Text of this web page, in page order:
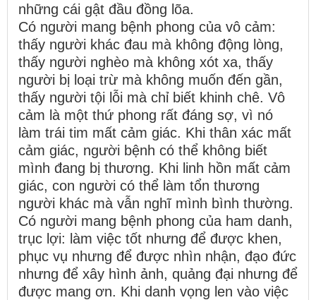
những cái gật đầu đồng lõa.
Có người mang bệnh phong của vô cảm:
thấy người khác đau mà không động lòng,
thấy người nghèo mà không xót xa, thấy
người bị loại trừ mà không muốn đến gần,
thấy người tội lỗi mà chỉ biết khinh chê. Vô
cảm là một thứ phong rất đáng sợ, vì nó
làm trái tim mất cảm giác. Khi thân xác mất
cảm giác, người bệnh có thể không biết
mình đang bị thương. Khi linh hồn mất cảm
giác, con người có thể làm tổn thương
người khác mà vẫn nghĩ mình bình thường.
Có người mang bệnh phong của ham danh,
trục lợi: làm việc tốt nhưng để được khen,
phục vụ nhưng để được nhìn nhận, đạo đức
nhưng để xây hình ảnh, quảng đại nhưng để
được mang ơn. Khi danh vọng len vào việc